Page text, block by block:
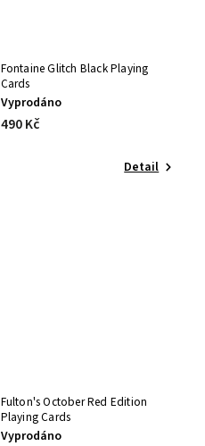
Fontaine Glitch Black Playing
Cards
Vyprodáno
490 Kč
Detail
Fulton's October Red Edition
Playing Cards
Vyprodáno